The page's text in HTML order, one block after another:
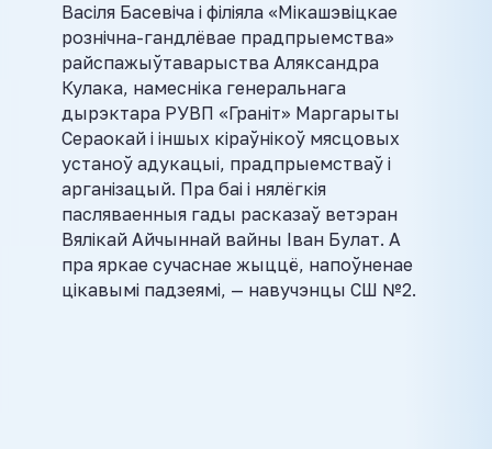
Васіля Басевіча і філіяла «Мікашэвіцкае
рознічна-гандлёвае прадпрыемства»
райспажыўтаварыства Аляксандра
Кулака, намесніка генеральнага
дырэктара РУВП «Граніт» Маргарыты
Сераокай і іншых кіраўнікоў мясцовых
устаноў адукацыі, прадпрыемстваў і
арганізацый. Пра баі і нялёгкія
пасляваенныя гады расказаў ветэран
Вялікай Айчыннай вайны Іван Булат. А
пра яркае сучаснае жыццё, напоўненае
цікавымі падзеямі, — навучэнцы СШ №2.